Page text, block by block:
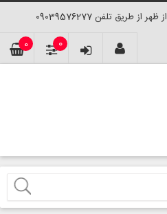
0 0